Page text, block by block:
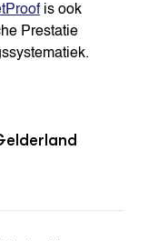
is ook
Prestatie